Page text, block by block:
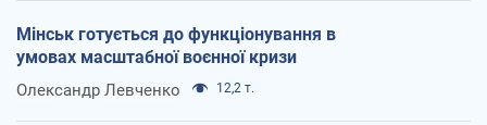
Мінськ готується до функціонування в
умовах масштабної воєнної кризи
Олександр Левченко 12,2 т.